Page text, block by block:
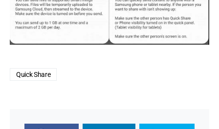
Quick Share